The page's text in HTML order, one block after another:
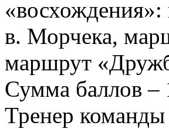
в. Морчека,
маршрут
Сумма баллов –
Тренер